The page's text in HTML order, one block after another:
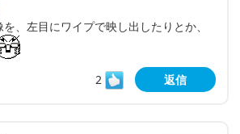
、左目にワイプで映し出したりとか、
2
返信